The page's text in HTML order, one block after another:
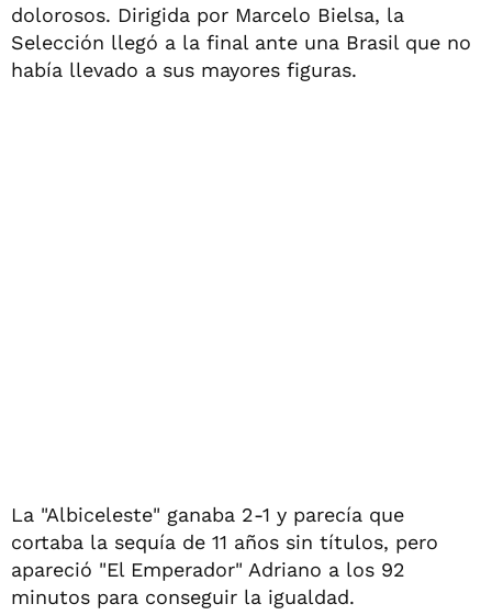
dolorosos. Dirigida por Marcelo Bielsa, la
Selección llegó a la final ante una Brasil que no
había llevado a sus mayores figuras.
La "Albiceleste" ganaba 2-1 y parecía que
cortaba la sequía de 11 años sin títulos, pero
apareció "El Emperador" Adriano a los 92
minutos para conseguir la igualdad.